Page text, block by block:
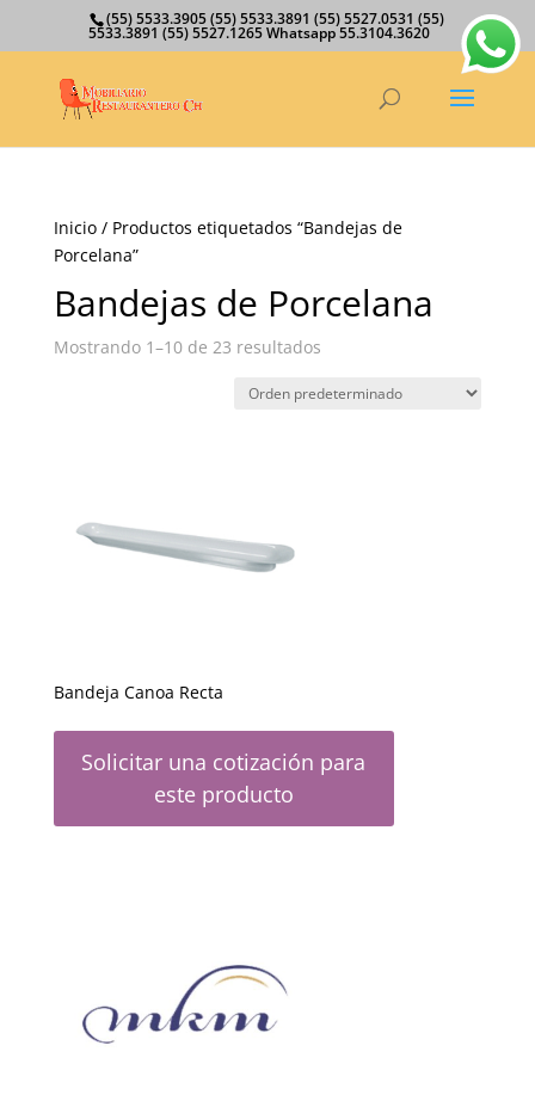
(55) 5533.3905 (55) 5533.3891 (55) 5527.0531 (55)
5533.3891 (55) 5527.1265 Whatsapp 55.3104.3620
Inicio/ Productos etiquetados “Bandejas de
Porcelana”
Bandejas de Porcelana
Mostrando 1–10 de 23 resultados
Bandeja Canoa Recta
Solicitar una cotización para
este producto